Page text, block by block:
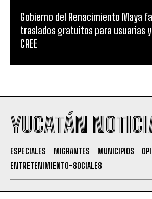
Gobierno del Renacimiento Maya
traslados gratuitos para usuarias
CREE
YUCATÁN
ESPECIALES MIGRANTES MUNICIPIOS
ENTRETENIMIENTO-SOCIALES